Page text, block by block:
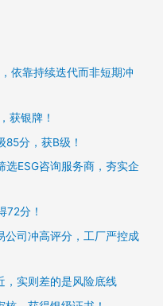
依靠持续迭代而非短期冲
获银牌！
分，获B级！
选ESG咨询服务商，夯实企
72分！
公司冲高评分，工厂严控成
，实则差的是风险底线